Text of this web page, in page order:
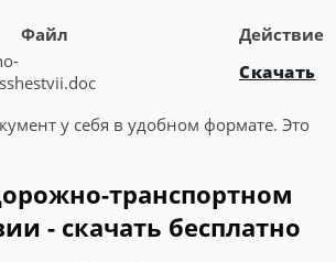
Файл
Действие
Скачать
у себя в удобном формате. Это
транспортном
- скачать бесплатно